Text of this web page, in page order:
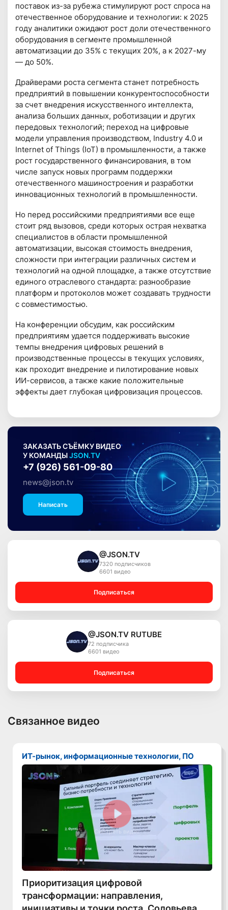
поставок из-за рубежа стимулируют рост спроса на
отечественное оборудование и технологии: к 2025
году аналитики ожидают рост доли отечественного
оборудования в сегменте промышленной
автоматизации до 35% с текущих 20%, а к 2027-му
— до 50%.
Драйверами роста сегмента станет потребность
предприятий в повышении конкурентоспособности
за счет внедрения искусственного интеллекта,
анализа больших данных, роботизации и других
передовых технологий; переход на цифровые
модели управления производством, Industry 4.0 и
Internet of Things (IoT) в промышленности, а также
рост государственного финансирования, в том
числе запуск новых программ поддержки
отечественного машиностроения и разработки
инновационных технологий в промышленности.
Но перед российскими предприятиями все еще
стоит ряд вызовов, среди которых острая нехватка
специалистов в области промышленной
автоматизации, высокая стоимость внедрения,
сложности при интеграции различных систем и
технологий на одной площадке, а также отсутствие
единого отраслевого стандарта: разнообразие
платформ и протоколов может создавать трудности
с совместимостью.
На конференции обсудим, как российским
предприятиям удается поддерживать высокие
темпы внедрения цифровых решений в
производственные процессы в текущих условиях,
как проходит внедрение и пилотирование новых
ИИ-сервисов, а также какие положительные
эффекты дает глубокая цифровизация процессов.
ЗАКАЗАТЬ СЪЁМКУ ВИДЕО
У КОМАНДЫJSON.TV
+7 (926) 561-09-80
news@json.tv
Написать
@JSON.TV
7320 подписчиков
6601 видео
Подписаться
@JSON.TV RUTUBE
72 подписчика
6601 видео
Подписаться
Связанное видео
ИТ-рынок, информационные технологии, ПО
Смотреть видео
Приоритизация цифровой
трансформации: направления,